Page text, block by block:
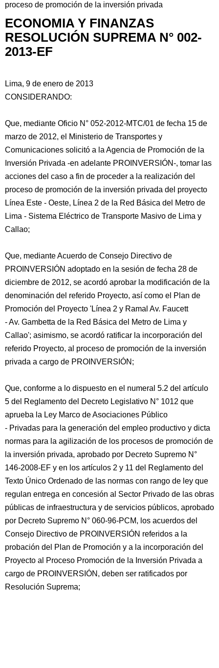
proceso de promoción de la inversión privada
ECONOMIA Y FINANZAS
RESOLUCIÓN SUPREMA N° 002-
2013-EF
Lima, 9 de enero de 2013
CONSIDERANDO:
Que, mediante Oficio N° 052-2012-MTC/01 de fecha 15 de
marzo de 2012, el Ministerio de Transportes y
Comunicaciones solicitó a la Agencia de Promoción de la
Inversión Privada -en adelante PROINVERSIÓN-, tomar las
acciones del caso a fin de proceder a la realización del
proceso de promoción de la inversión privada del proyecto
Línea Este - Oeste, Línea 2 de la Red Básica del Metro de
Lima - Sistema Eléctrico de Transporte Masivo de Lima y
Callao;
Que, mediante Acuerdo de Consejo Directivo de
PROINVERSIÓN adoptado en la sesión de fecha 28 de
diciembre de 2012, se acordó aprobar la modificación de la
denominación del referido Proyecto, así como el Plan de
Promoción del Proyecto 'Línea 2 y Ramal Av. Faucett
- Av. Gambetta de la Red Básica del Metro de Lima y
Callao'; asimismo, se acordó ratificar la incorporación del
referido Proyecto, al proceso de promoción de la inversión
privada a cargo de PROINVERSIÓN;
Que, conforme a lo dispuesto en el numeral 5.2 del artículo
5 del Reglamento del Decreto Legislativo N° 1012 que
aprueba la Ley Marco de Asociaciones Público
- Privadas para la generación del empleo productivo y dicta
normas para la agilización de los procesos de promoción de
la inversión privada, aprobado por Decreto Supremo N°
146-2008-EF y en los artículos 2 y 11 del Reglamento del
Texto Único Ordenado de las normas con rango de ley que
regulan entrega en concesión al Sector Privado de las obras
públicas de infraestructura y de servicios públicos, aprobado
por Decreto Supremo N° 060-96-PCM, los acuerdos del
Consejo Directivo de PROINVERSIÓN referidos a la
probación del Plan de Promoción y a la incorporación del
Proyecto al Proceso Promoción de la Inversión Privada a
cargo de PROINVERSIÓN, deben ser ratificados por
Resolución Suprema;